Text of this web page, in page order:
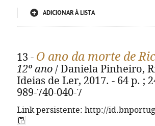
ADICIONAR À LISTA
13 - O ano da morte de
12º ano / Daniela Pinheiro,
Ideias de Ler, 2017. - 64 p. ;
989-740-040-7
Link persistente: http://